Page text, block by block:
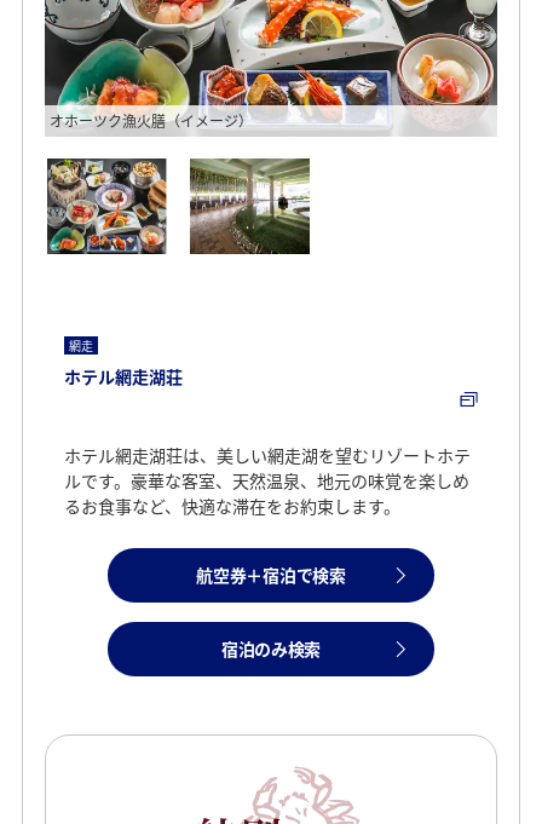
オホーツク漁火膳（イメージ）
網走
ホテル網走湖荘
ホテル網走湖荘は、美しい網走湖を望むリゾートホテ
ルです。豪華な客室、天然温泉、地元の味覚を楽しめ
るお食事など、快適な滞在をお約束します。
航空券＋宿泊で検索
宿泊のみ検索